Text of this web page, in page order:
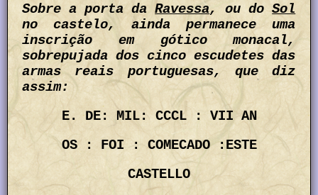
Sobre a porta daRavessa, ou doSol
no castelo, ainda permanece uma
inscrição em gótico monacal,
sobrepujada dos cinco escudetes das
armas reais portuguesas, que diz
assim:
E. DE: MIL: CCCL : VII AN
OS : FOI : COMECADO :ESTE
CASTELLO